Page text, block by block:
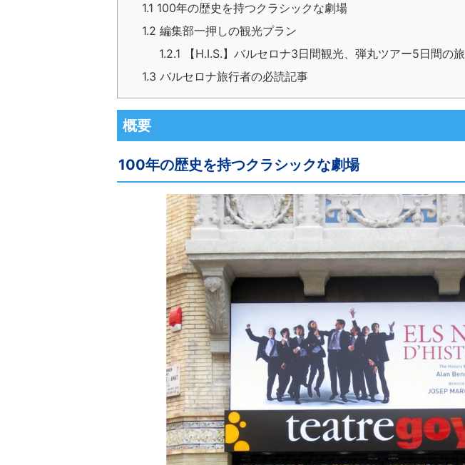
1.1 100年の歴史を持つクラシックな劇場
1.2 編集部一押しの観光プラン
1.2.1 【H.I.S.】バルセロナ3日間観光、弾丸ツアー5日間の旅
1.3 バルセロナ旅行者の必読記事
概要
100年の歴史を持つクラシックな劇場